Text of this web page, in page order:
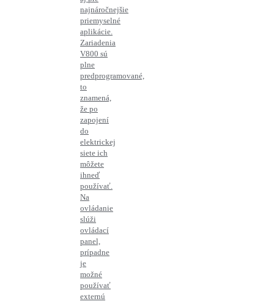
najnáročnejšie
priemyselné
aplikácie.
Zariadenia
V800 sú
plne
predprogramované,
to
znamená,
že po
zapojení
do
elektrickej
siete ich
môžete
ihneď
používať.
Na
ovládanie
slúži
ovládací
panel,
prípadne
je
možné
používať
externú